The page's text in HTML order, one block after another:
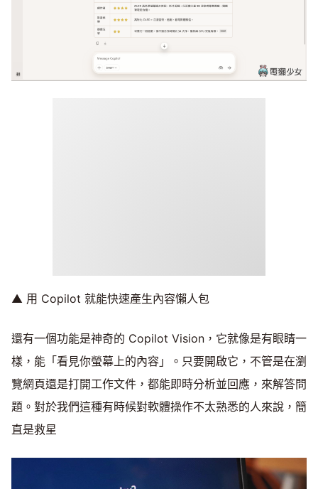
▲ 用 Copilot 就能快速產生內容懶人包
還有一個功能是神奇的 Copilot Vision，它就像是有眼睛一
樣，能「看見你螢幕上的內容」。只要開啟它，不管是在瀏
覽網頁還是打開工作文件，都能即時分析並回應，來解答問
題。對於我們這種有時候對軟體操作不太熟悉的人來說，簡
直是救星